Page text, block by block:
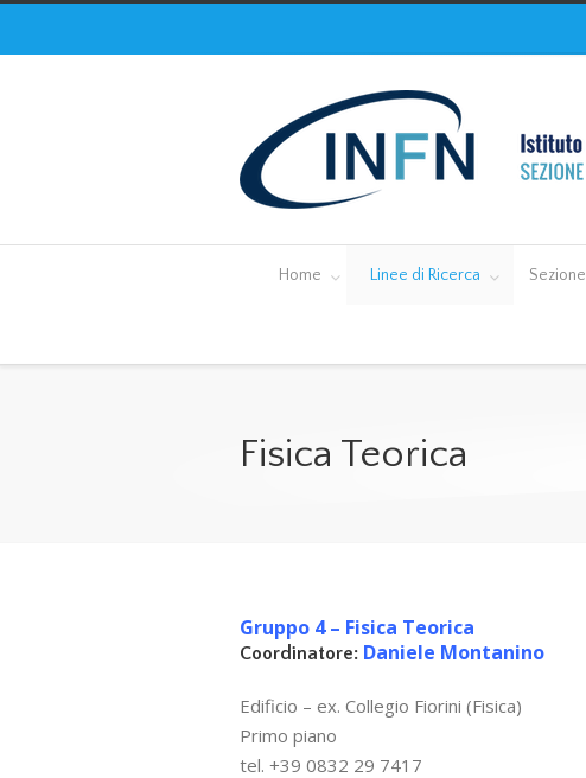
Home Linee di Ricerca Sezione
Fisica Teorica
Gruppo 4 – Fisica Teorica
Coordinatore: Daniele Montanino
Edificio – ex. Collegio Fiorini (Fisica)
Primo piano
tel. +39 0832 29 7417